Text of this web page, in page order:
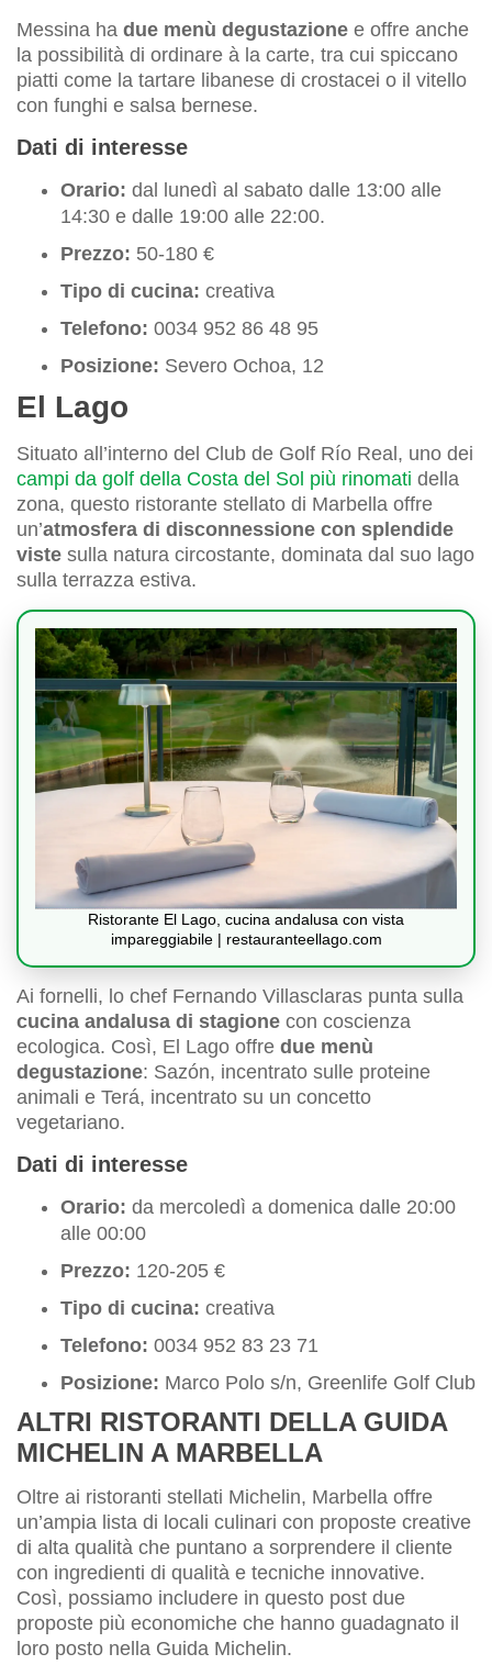
Messina ha due menù degustazione e offre anche
la possibilità di ordinare à la carte, tra cui spiccano
piatti come la tartare libanese di crostacei o il vitello
con funghi e salsa bernese.
Dati di interesse
Orario: dal lunedì al sabato dalle 13:00 alle
14:30 e dalle 19:00 alle 22:00.
Prezzo: 50-180 €
Tipo di cucina: creativa
Telefono: 0034 952 86 48 95
Posizione: Severo Ochoa, 12
El Lago
Situato all’interno del Club de Golf Río Real, uno dei
campi da golf della Costa del Sol più rinomati della
zona, questo ristorante stellato di Marbella offre
un’atmosfera di disconnessione con splendide
viste sulla natura circostante, dominata dal suo lago
sulla terrazza estiva.
Ristorante El Lago, cucina andalusa con vista
impareggiabile | restauranteellago.com
Ai fornelli, lo chef Fernando Villasclaras punta sulla
cucina andalusa di stagione con coscienza
ecologica. Così, El Lago offre due menù
degustazione: Sazón, incentrato sulle proteine
animali e Terá, incentrato su un concetto
vegetariano.
Dati di interesse
Orario: da mercoledì a domenica dalle 20:00
alle 00:00
Prezzo: 120-205 €
Tipo di cucina: creativa
Telefono: 0034 952 83 23 71
Posizione: Marco Polo s/n, Greenlife Golf Club
ALTRI RISTORANTI DELLA GUIDA
MICHELIN A MARBELLA
Oltre ai ristoranti stellati Michelin, Marbella offre
un’ampia lista di locali culinari con proposte creative
di alta qualità che puntano a sorprendere il cliente
con ingredienti di qualità e tecniche innovative.
Così, possiamo includere in questo post due
proposte più economiche che hanno guadagnato il
loro posto nella Guida Michelin.